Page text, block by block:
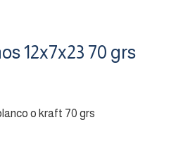
12x7x23 70 grs
o kraft 70 grs